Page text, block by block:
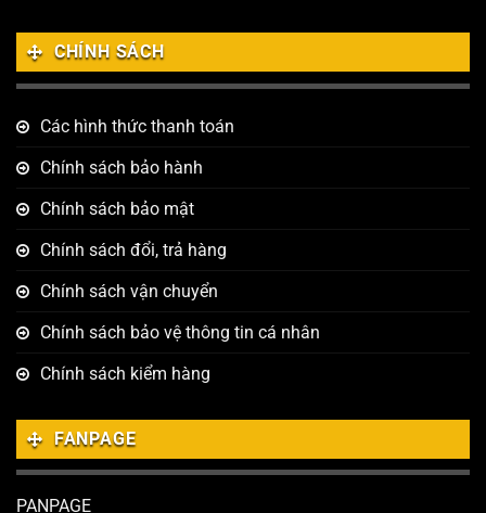
CHÍNH SÁCH
Các hình thức thanh toán
Chính sách bảo hành
Chính sách bảo mật
Chính sách đổi, trả hàng
Chính sách vận chuyển
Chính sách bảo vệ thông tin cá nhân
Chính sách kiểm hàng
FANPAGE
PANPAGE